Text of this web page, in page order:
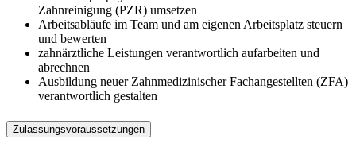
Zahnreinigung (PZR) umsetzen
Arbeitsabläufe im Team und am eigenen Arbeitsplatz steuern
und bewerten
zahnärztliche Leistungen verantwortlich aufarbeiten und
abrechnen
Ausbildung neuer Zahnmedizinischer Fachangestellten (ZFA)
verantwortlich gestalten
Zulassungsvoraussetzungen